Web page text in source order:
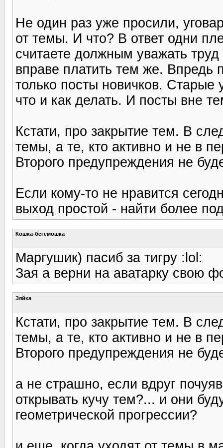
Не один раз уже просили,
от темы. И что? В ответ одни
считаете должным уважать
вправе платить тем же. Впредь
только посты новичков. Старые
что и как делать. И посты вне
Кстати, про закрытие тем. В
темы, а те, кто активно и не в
Второго предупреждения не
Если кому-то не нравится
выход простой - найти более
Кошка-бегемошка
Маргушик) пасиб за тигру :lol:
Зая а верни на аватарку свою
Зяйка
Кстати, про закрытие тем. В
темы, а те, кто активно и не в
Второго предупреждения не
а не страшно, если вдруг
открывать кучу тем?... и они
геометрической прогрессии?